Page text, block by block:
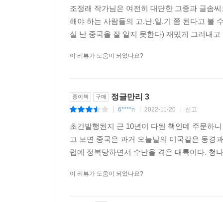
조정래 작가님은 여전히 대단한 고증과 글솜
해야 하는 사람들의 고.난.일.기 쯤 된다고 볼
실 난 중국을 잘 알지 못한다) 재밌게 그려내
이 리뷰가 도움이 되었나요?
종이책 구매 정글만리 3
6****n 2022-11-20 신고
초간발행된지 근 10년이 다된 책인데 주문하
고 보면 중국은 과거 오늘날의 미국같은 동경
럽에 정복당하면서 수난을 겪은 대륙이다. 청
이 리뷰가 도움이 되었나요?